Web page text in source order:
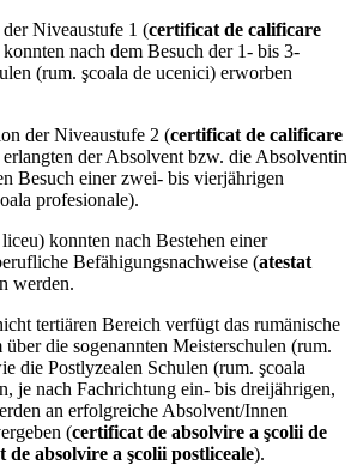
Niveaustufe 1 (certificat de calificare
konnten nach dem Besuch der 1- bis 3-
(rum. şcoala de ucenici) erworben
der Niveaustufe 2 (certificat de calificare
erlangten der Absolvent bzw. die Absolventin
Besuch einer zwei- bis vierjährigen
profesionale).
konnten nach Bestehen einer
Befähigungsnachweise (atestat
werden.
tertiären Bereich verfügt das rumänische
die sogenannten Meisterschulen (rum.
die Postlyzealen Schulen (rum. şcoala
je nach Fachrichtung ein- bis dreijährigen,
an erfolgreiche Absolvent/Innen
(certificat de absolvire a şcolii de
de absolvire a şcolii postliceale).